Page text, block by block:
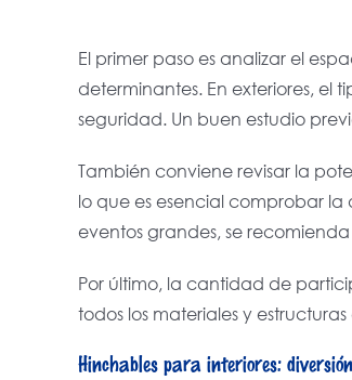
El primer paso es analizar el
determinantes. En exteriores, el
seguridad. Un buen estudio
También conviene revisar la
lo que es esencial comprobar
eventos grandes, se
Por último, la cantidad de
todos los materiales y
Hinchables para interiores: